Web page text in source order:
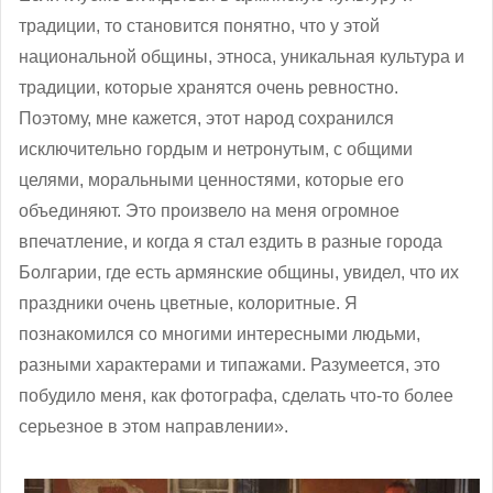
традиции, то становится понятно, что у этой
национальной общины, этноса, уникальная культура и
традиции, которые хранятся очень ревностно.
Поэтому, мне кажется, этот народ сохранился
исключительно гордым и нетронутым, с общими
целями, моральными ценностями, которые его
объединяют. Это произвело на меня огромное
впечатление, и когда я стал ездить в разные города
Болгарии, где есть армянские общины, увидел, что их
праздники очень цветные, колоритные. Я
познакомился со многими интересными людьми,
разными характерами и типажами. Разумеется, это
побудило меня, как фотографа, сделать что-то более
серьезное в этом направлении».